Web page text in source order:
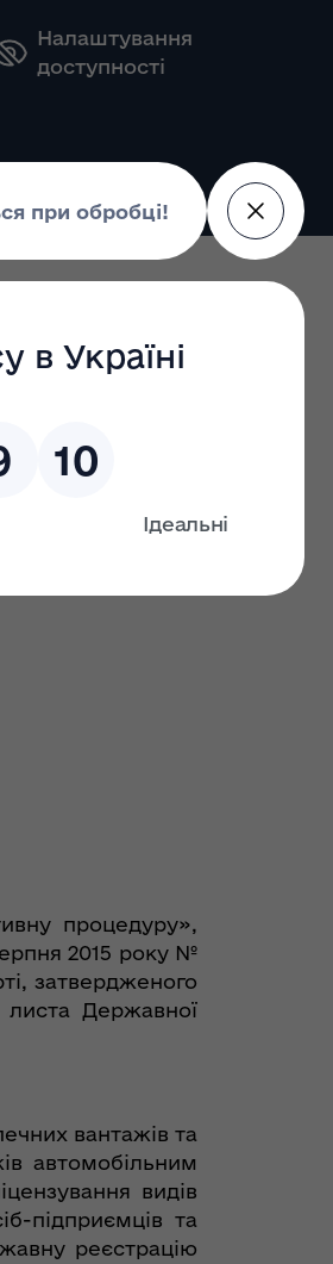
мову
Налаштування
доступності
процедуру»,
2015 року №
затвердженого
листа Державної
вантажів та
автомобільним
видів
підприємців та
реєстрацію